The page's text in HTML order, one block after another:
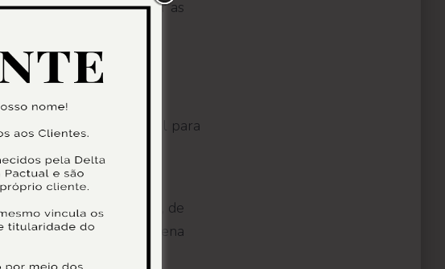
aportar para atingir as
que você tem disponível para
investimentos com
a carteira — ou seja, de
essa questão, vale a pena